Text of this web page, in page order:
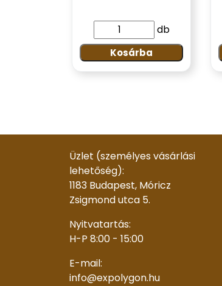
db
Kosárba
Üzlet (személyes vásárlási
lehetőség):
1183 Budapest, Móricz
Zsigmond utca 5.
Nyitvatartás:
H-P 8:00 - 15:00
E-mail:
info@expolygon.hu